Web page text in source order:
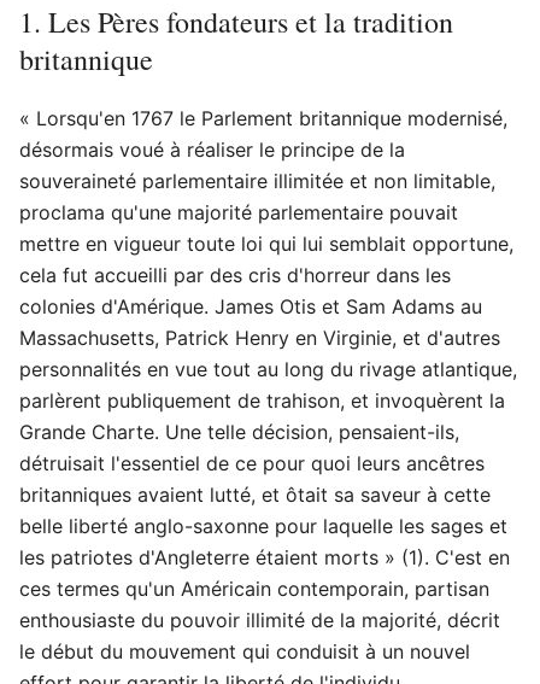
1. Les Pères fondateurs et la tradition
britannique
« Lorsqu'en 1767 le Parlement britannique modernisé,
désormais voué à réaliser le principe de la
souveraineté parlementaire illimitée et non limitable,
proclama qu'une majorité parlementaire pouvait
mettre en vigueur toute loi qui lui semblait opportune,
cela fut accueilli par des cris d'horreur dans les
colonies d'Amérique. James Otis et Sam Adams au
Massachusetts, Patrick Henry en Virginie, et d'autres
personnalités en vue tout au long du rivage atlantique,
parlèrent publiquement de trahison, et invoquèrent la
Grande Charte. Une telle décision, pensaient-ils,
détruisait l'essentiel de ce pour quoi leurs ancêtres
britanniques avaient lutté, et ôtait sa saveur à cette
belle liberté anglo-saxonne pour laquelle les sages et
les patriotes d'Angleterre étaient morts » (1). C'est en
ces termes qu'un Américain contemporain, partisan
enthousiaste du pouvoir illimité de la majorité, décrit
le début du mouvement qui conduisit à un nouvel